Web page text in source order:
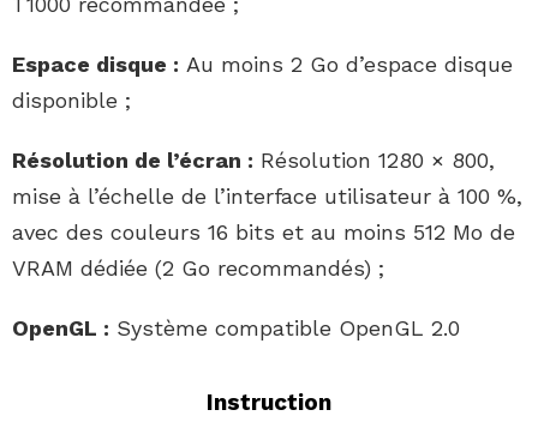
Espace disque : Au moins 2 Go d’espace disque
disponible ;
Résolution de l’écran : Résolution 1280 × 800,
mise à l’échelle de l’interface utilisateur à 100 %,
avec des couleurs 16 bits et au moins 512 Mo de
VRAM dédiée (2 Go recommandés) ;
OpenGL : Système compatible OpenGL 2.0
Instruction